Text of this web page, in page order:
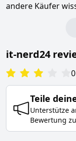
andere Käufer
it-nerd24
0
Teile
Unterstütze
Bewertung zu